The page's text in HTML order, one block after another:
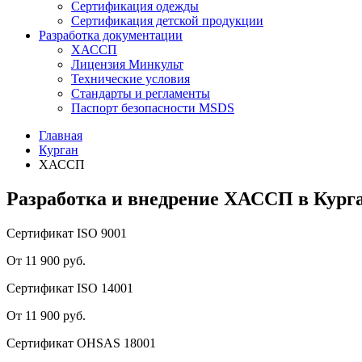
Сертификация одежды
Сертификация детской продукции
Разработка документации
ХАССП
Лицензия Минкульт
Технические условия
Стандарты и регламенты
Паспорт безопасности MSDS
Главная
Курган
ХАССП
Разработка и внедрение ХАССП в
Сертификат ISO 9001
От 11 900 руб.
Сертификат ISO 14001
От 11 900 руб.
Сертификат OHSAS 18001